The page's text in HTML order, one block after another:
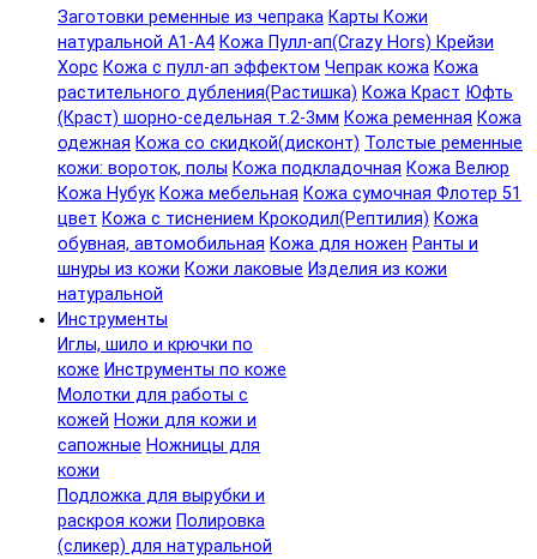
Заготовки ременные из чепрака Карты Кожи
натуральной А1-А4 Кожа Пулл-ап(Crazy Hors) Крейзи
Хорс Кожа с пулл-ап эффектом Чепрак кожа Кожа
растительного дубления(Растишка) Кожа Краст Юфть
(Краст) шорно-седельная т.2-3мм Кожа ременная Кожа
одежная Кожа со скидкой(дисконт) Толстые ременные
кожи: вороток, полы Кожа подкладочная Кожа Велюр
Кожа Нубук Кожа мебельная Кожа сумочная Флотер 51
цвет Кожа с тиснением Крокодил(Рептилия) Кожа
обувная, автомобильная Кожа для ножен Ранты и
шнуры из кожи Кожи лаковые Изделия из кожи
натуральной
Инструменты
Иглы, шило и крючки по
коже Инструменты по коже
Молотки для работы с
кожей Ножи для кожи и
сапожные Ножницы для
кожи
Подложка для вырубки и
раскроя кожи Полировка
(сликер) для натуральной